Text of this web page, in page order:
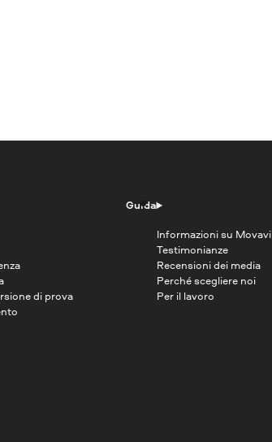
Guida
di prova
Informazioni su Movavi
Testimonianze
Recensioni dei media
Perché scegliere noi
Per il lavoro